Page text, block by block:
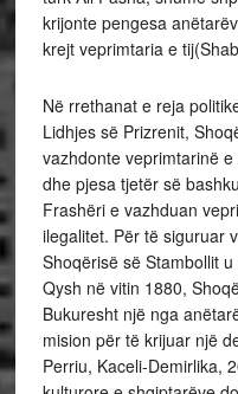
krijonte pengesa
krejt veprimtaria e
Në rrethanat e reja
Lidhjes së Prizrenit,
vazhdonte veprimtarinë
dhe pjesa tjetër së
Frashëri e vazhduan
ilegalitet. Për të siguruar
Shoqërisë së Stambollit
Qysh në vitin 1880,
Bukuresht një nga
mision për të krijuar një
Perriu, Kaceli-Demirlika,